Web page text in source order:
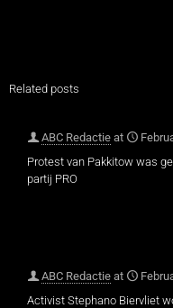
Related posts
ABC Redactie at
Protest van Pakkitow was
partij PRO
ABC Redactie at
Activist Stephano Biervliet